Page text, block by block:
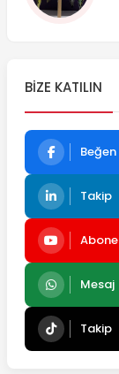
BIZE KATILIN
Beğen
Takip
Abone
Mesaj
Takip